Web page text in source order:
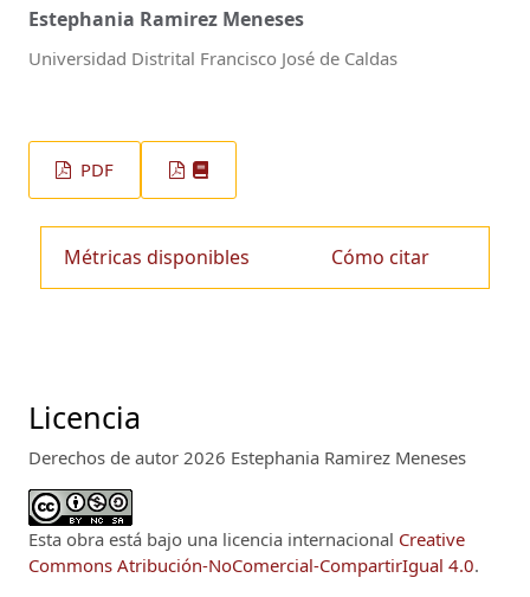
Estephania Ramirez Meneses
Universidad Distrital Francisco José de Caldas
PDF
Métricas disponibles Cómo citar
Licencia
Derechos de autor 2026 Estephania Ramirez Meneses
Esta obra está bajo una licencia internacional Creative
Commons Atribución-NoComercial-CompartirIgual 4.0.